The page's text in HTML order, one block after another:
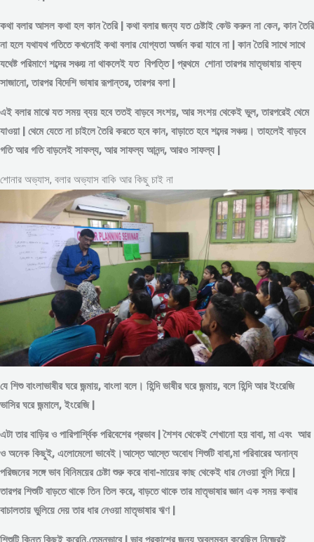
কথা বলার আসল কথা হল কান তৈরি | কথা বলার জন্য যত চেষ্টাই কেউ করুন না কেন, কান তৈরি
না হলে যথাযথ গতিতে কখনোই কথা বলার যোগ্যতা অর্জন করা যাবে না | কান তৈরি সাথে সাথে
যথেষ্ট পরিমাণেশব্দেরসঞ্চয় না থাকলেই যত বিপত্তি | প্রথমে শোনা তারপর মাতৃভাষায় বাক্য
সাজানো, তারপর বিদেশি ভাষার রূপান্তর, তারপর বলা |
এই বলার মাঝে যত সময় ব্যয় হবে ততই বাড়বে সংশয়, আর সংশয় থেকেই ভুল, তারপরেই থেমে
যাওয়া | থেমে যেতে না চাইলে তৈরি করতে হবে কান, বাড়াতে হবে শব্দের সঞ্চয়। তাহলেই বাড়বে
গতি আর গতি বাড়লেই সাফল্য, আর সাফল্য আনন্দ, আরও সাফল্য |
শোনার অভ্যাস, বলার অভ্যাস বাকি আর কিছু চাই না
যে শিশু বাংলাভাষীর ঘরে জন্মায়, বাংলা বলে। হিন্দি ভাষীর ঘরে জন্মায়, বলে হিন্দি আর ইংরেজি
ভাসির ঘরে জন্মালে, ইংরেজি |
এটা তার বাড়ির ও পারিপার্শ্বিক পরিবেশের প্রভাব | শৈশব থেকেই শেখানো হয় বাবা, মা এবং আর
ও অনেক কিছুই, এলোমেলো ভাবেই।আস্তে আস্তে অবোধ শিশুটি বাবা,মা পরিবারের অনান্য
পরিজনের সঙ্গে ভাব বিনিময়ের চেষ্টা শুরু করে বাবা-মায়ের কাছ থেকেই ধার নেওয়া বুলি দিয়ে |
তারপর শিশুটি বাড়তে থাকে তিন তিল করে, বাড়তে থাকে তার মাতৃভাষার জ্ঞান এক সময় কথার
বাচালতায় ভুলিয়ে দেয় তার ধার নেওয়া মাতৃভাষার ঋণ |